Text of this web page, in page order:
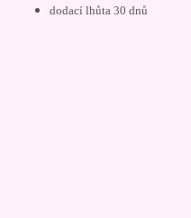
dodací lhůta 30 dnů